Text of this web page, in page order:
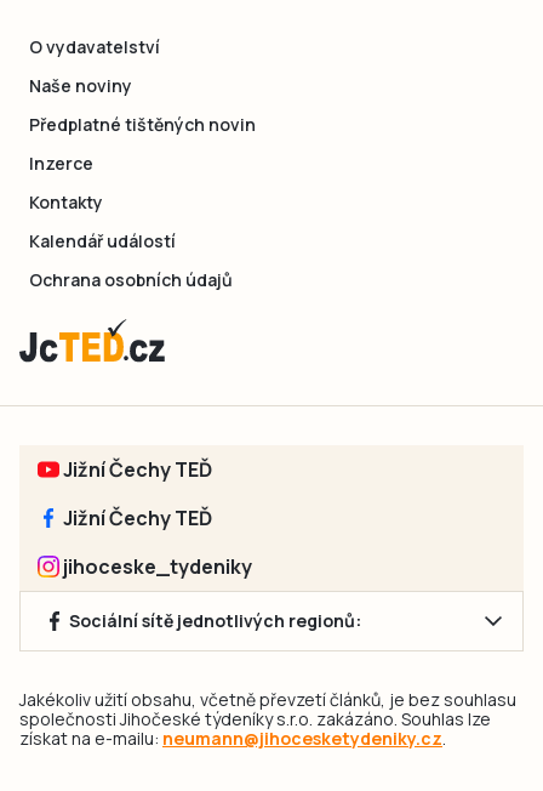
O vydavatelství
Naše noviny
Předplatné tištěných novin
Inzerce
Kontakty
Kalendář událostí
Ochrana osobních údajů
Jižní Čechy TEĎ
Jižní Čechy TEĎ
jihoceske_tydeniky
Sociální sítě jednotlivých regionů:
Jakékoliv užití obsahu, včetně převzetí článků, je bez souhlasu
společnosti Jihočeské týdeníky s.r.o. zakázáno. Souhlas lze
získat na e-mailu: neumann@jihocesketydeniky.cz